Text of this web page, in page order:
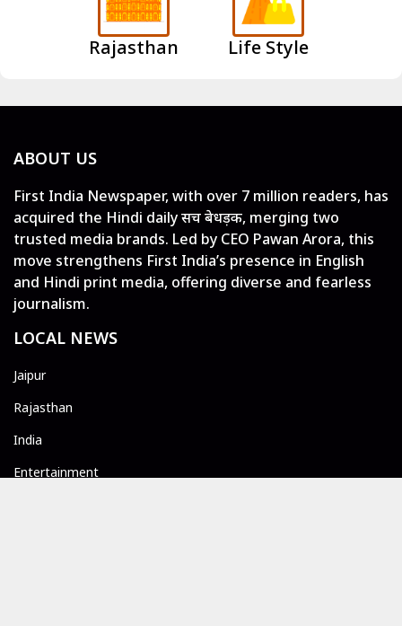
Rajasthan Life Style
ABOUT US
First India Newspaper, with over 7 million readers, has
acquired the Hindi daily सच बेधड़क, merging two
trusted media brands. Led by CEO Pawan Arora, this
move strengthens First India’s presence in English
and Hindi print media, offering diverse and fearless
journalism.
LOCAL NEWS
Jaipur
Rajasthan
India
Entertainment